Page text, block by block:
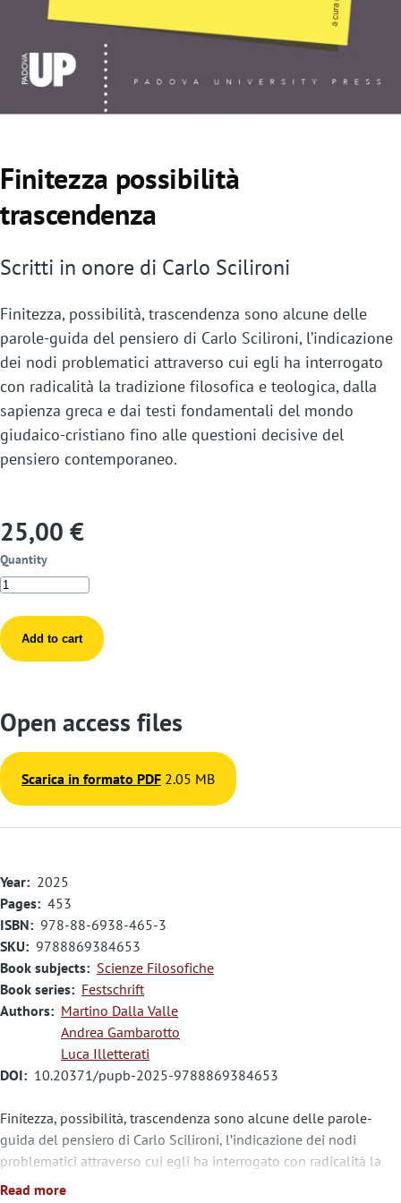
Finitezza possibilità
trascendenza
Scritti in onore di Carlo Scilironi
Finitezza, possibilità, trascendenza sono alcune delle
parole-guida del pensiero di Carlo Scilironi, l’indicazione
dei nodi problematici attraverso cui egli ha interrogato
con radicalità la tradizione filosofica e teologica, dalla
sapienza greca e dai testi fondamentali del mondo
giudaico-cristiano fino alle questioni decisive del
pensiero contemporaneo.
25,00 €
Quantity
Open access files
Scarica in formato PDF 2.05 MB
Year
2025
Pages 453
ISBN
978-88-6938-465-3
SKU 9788869384653
Book subjects
Scienze Filosofiche
Book series
Festschrift
Authors
Martino Dalla Valle
Andrea Gambarotto
Luca Illetterati
DOI
10.20371/pupb-2025-9788869384653
Finitezza, possibilità, trascendenza sono alcune delle parole-
guida del pensiero di Carlo Scilironi, l’indicazione dei nodi
problematici attraverso cui egli ha interrogato con radicalità la
tradizione filosofica e teologica, dalla sapienza greca e dai testi
Read more